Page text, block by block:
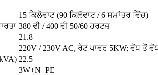
15 ਕਿਲੋਵਾਟ (90 ਕਿਲੋਵਾਟ / 6 ਸਮਾਂਤਰ ਵਿੱਚ)
380 ਵੀ / 400 ਵੀ 50/60 ਹਰਟਜ਼
21.8
220V / 230V AC, ਰੇਟ ਪਾਵਰ 5KW; ਵੱਧ ਤੋਂ
22.5
3W+N+PE